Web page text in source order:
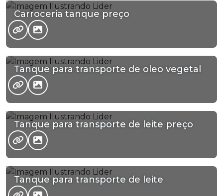
Carroceria tanque preço
Tanque para transporte de oleo vegetal
Tanque para transporte de leite preço
Tanque para transporte de leite